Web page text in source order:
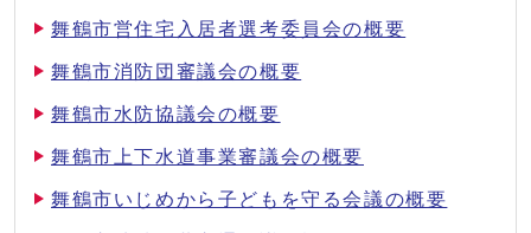
舞鶴市営住宅入居者選考委員会の概要
舞鶴市消防団審議会の概要
舞鶴市水防協議会の概要
舞鶴市上下水道事業審議会の概要
舞鶴市いじめから子どもを守る会議の概要